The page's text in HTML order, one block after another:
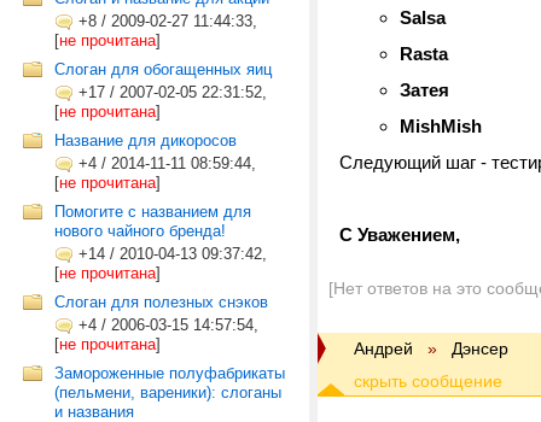
+8 / 2009-02-27 11:44:33,
[не прочитана]
Слоган для обогащенных яиц
+17 / 2007-02-05 22:31:52,
[не прочитана]
Название для дикоросов
+4 / 2014-11-11 08:59:44,
[не прочитана]
Помогите с названием для
нового чайного бренда!
+14 / 2010-04-13 09:37:42,
[не прочитана]
Cлоган для полезных снэков
+4 / 2006-03-15 14:57:54,
[не прочитана]
Замороженные полуфабрикаты
(пельмени, вареники): слоганы
и названия
Salsa
Rasta
Затея
MishMish
Следующий шаг -
С Уважением,
[Нет ответов на это
Андрей » Дэнсер